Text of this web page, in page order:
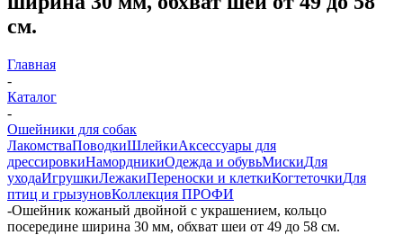
см.
Главная
-
Каталог
-
Ошейники для собак
ЛакомстваПоводкиШлейкиАксессуары для
дрессировкиНамордникиОдежда и обувьМискиДля
уходаИгрушкиЛежакиПереноски и клеткиКогтеточкиДля
птиц и грызуновКоллекция ПРОФИ
-Ошейник кожаный двойной с украшением, кольцо
посередине ширина 30 мм, обхват шеи от 49 до 58 см.